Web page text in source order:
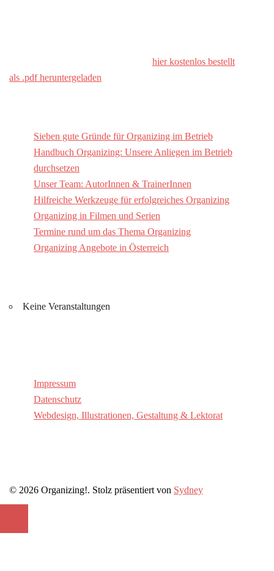
hier kostenlos bestellt
als .pdf heruntergeladen
Sieben gute Gründe für Organizing im Betrieb
Handbuch Organizing: Unsere Anliegen im Betrieb
durchsetzen
Unser Team: AutorInnen & TrainerInnen
Hilfreiche Werkzeuge für erfolgreiches Organizing
Organizing in Filmen und Serien
Termine rund um das Thema Organizing
Organizing Angebote in Österreich
Keine Veranstaltungen
Impressum
Datenschutz
Webdesign, Illustrationen, Gestaltung & Lektorat​
© 2026 Organizing!. Stolz präsentiert von Sydney